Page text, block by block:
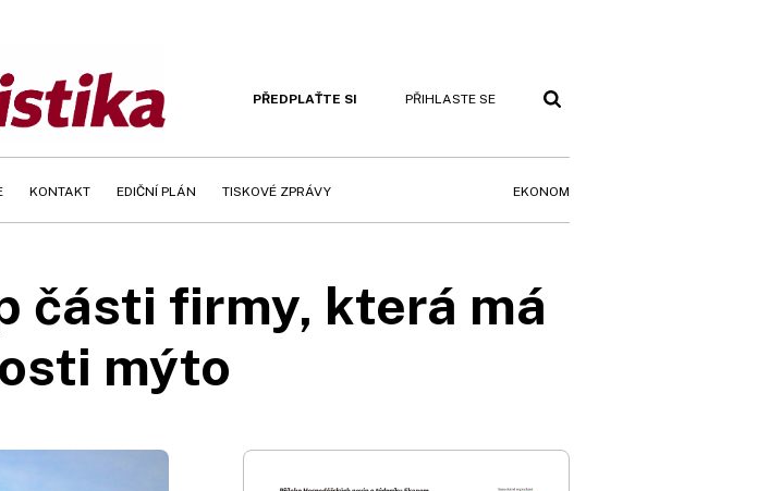
PŘEDPLAŤTE SI PŘIHLASTE SE
KONTAKT EDIČNÍ PLÁN TISKOVÉ ZPRÁVY EKONOM
části firmy, která má
mýto